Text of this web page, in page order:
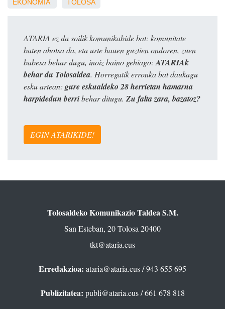
EKONOMIA TOLOSA
ATARIA ez da soilik komunikabide bat: komunitate
baten ahotsa da, eta urte hauen guztien ondoren, zuen
babesa behar dugu, inoiz baino gehiago: ATARIAk
behar du Tolosaldea. Horregatik erronka bat daukagu
esku artean: gure eskualdeko 28 herrietan hamarna
harpidedun berribehar ditugu. Zu falta zara, bazatoz?
EGIN ATARIKIDE!
Tolosaldeko Komunikazio Taldea S.M.
San Esteban, 20 Tolosa 20400
tkt@ataria.eus
Erredakzioa: ataria@ataria.eus/ 943 655 695
Publizitatea: publi@ataria.eus/ 661 678 818